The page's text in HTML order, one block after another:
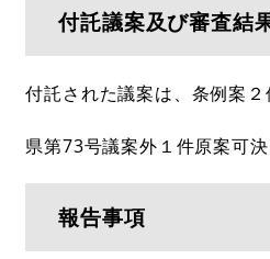
付託議案及び審査結
付託された議案は、条例案２
県第73号議案外１件原案可決
報告事項